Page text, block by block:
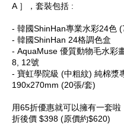
A ］，套裝包括 :
- 韓國ShinHan專業水彩24色
- 韓國ShinHan 24格調色盒
- AquaMuse 優質動物毛水彩
8, 12號
- 寶虹學院級 (中粗紋) 純棉漿
190x270mm (20張/套)
用65折優惠就可以擁有一套啦
折後價 $398 (原價約$620)